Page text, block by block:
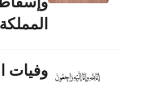
المملكة
وفيات